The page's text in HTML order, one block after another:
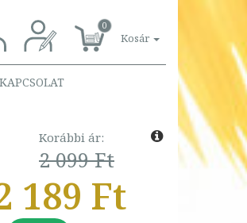
0
Kosár
KAPCSOLAT
Korábbi ár:
2 099 Ft
189 Ft